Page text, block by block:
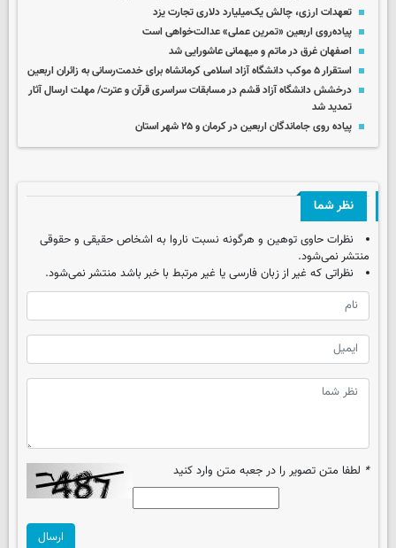
تعهدات ارزی، چالش یک‌میلیارد دلاری تجارت یزد
پیاده‌روی اربعین «تمرین عملی» عدالت‌خواهی است
اصفهان غرق در ماتم و میهمانی عاشورایی شد
استقرار ۵ موکب دانشگاه آزاد اسلامی کرمانشاه برای خدمت‌رسانی به زائران اربعین
درخشش دانشگاه آزاد قشم در مسابقات سراسری قرآن و عترت/ مهلت ارسال آثار
تمدید شد
پیاده روی جاماندگان اربعین در کرمان و ۲۵ شهر استان
نظر شما
نظرات حاوی توهین و هرگونه نسبت ناروا به اشخاص حقیقی و حقوقی
منتشر نمی‌شود.
نظراتی که غیر از زبان فارسی یا غیر مرتبط با خبر باشد منتشر نمی‌شود.
* لطفا متن تصویر را در جعبه متن وارد کنید
ارسال